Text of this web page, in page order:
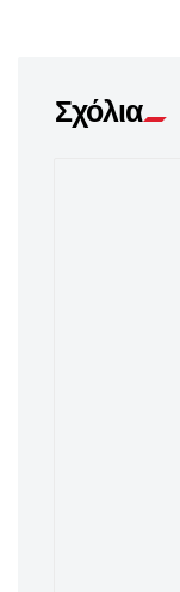
Σχόλια